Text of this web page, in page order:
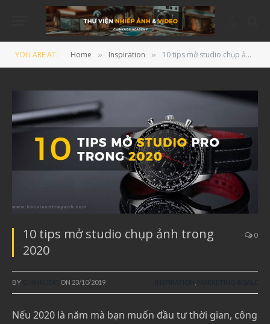
YOU ARE AT: Home » Inspiration » 10 tips mở studio chụp ảnh trong 2020
10 tips mở studio chụp ảnh trong
2020
0
BY ON 23/10/2019
Nếu 2020 là năm mà bạn muốn đầu tư thời gian, công